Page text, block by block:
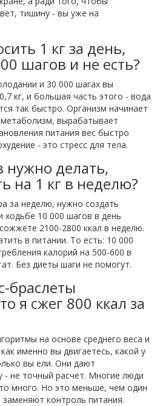
тишину - вы уже на
1 кг за день,
шагов и не есть?
и 30 000 шагах вы
кг, и большая часть этого - вода
так быстро. Организм начинает
вырабатывает
питания вес быстро
- это стресс для тела.
нужно делать,
на 1 кг в неделю?
за неделю, нужно создать
ходьбе 10 000 шагов в день
2100-2800 ккал в неделю.
в питании. То есть: 10 000
калорий на 500-600 в
Без диеты шаги не помогут.
браслеты
я сжег 800 ккал за
на основе среднего веса и
именно вы двигаетесь, какой у
вы ели. Они дают
- не точный расчёт. Многие люди
много. Но это меньше, чем один
контроль питания.